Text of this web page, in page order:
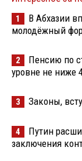
1
В Абхазии
молодёжный
2
Пенсию по
уровне не ниже
3 Законы,
4
Путин
заключения